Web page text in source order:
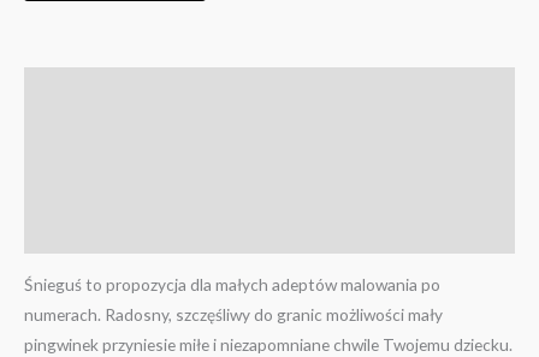
Śnieguś to propozycja dla małych adeptów malowania po
numerach. Radosny, szczęśliwy do granic możliwości mały
pingwinek przyniesie miłe i niezapomniane chwile Twojemu dziecku.